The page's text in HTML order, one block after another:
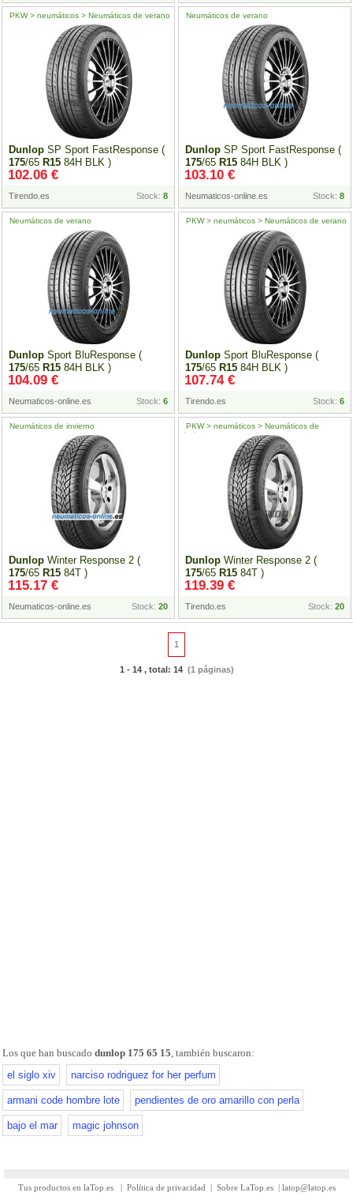
Dunlop SP Sport FastResponse (
175/65 R15 84H BLK )
PKW > neumáticos > Neumáticos de verano
Tirendo.es Stock: 8
102.06 €
Dunlop SP Sport FastResponse (
175/65 R15 84H BLK )
Neumáticos de verano
Neumaticos-online.es Stock: 8
103.10 €
Dunlop Sport BluResponse (
175/65 R15 84H BLK )
Neumáticos de verano
Neumaticos-online.es Stock: 6
104.09 €
Dunlop Sport BluResponse (
175/65 R15 84H BLK )
PKW > neumáticos > Neumáticos de verano
Tirendo.es Stock: 6
107.74 €
Dunlop Winter Response 2 (
175/65 R15 84T )
Neumáticos de invierno
Neumaticos-online.es Stock: 20
115.17 €
Dunlop Winter Response 2 (
175/65 R15 84T )
PKW > neumáticos > Neumáticos de
invierno
Tirendo.es Stock: 20
119.39 €
1
1 - 14 , total: 14(1 páginas)
Los que han buscado dunlop 175 65 15, también buscaron:
el siglo xiv
narciso rodriguez for her perfum
armani code hombre lote pendientes de oro amarillo con perla
bajo el mar magic johnson
Tus productos en laTop.es | Política de privacidad | Sobre LaTop.es| latop@latop.es